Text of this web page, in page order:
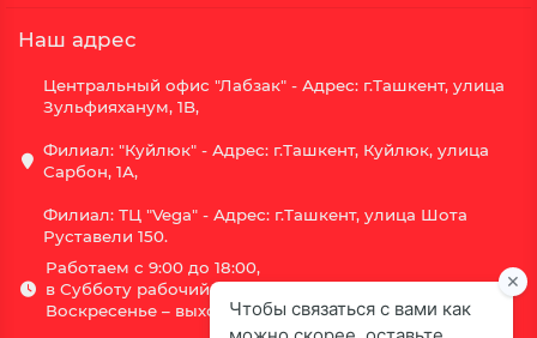
Наш адрес
Центральный офис "Лабзак" - Адрес: г.Ташкент, улица
Зульфияханум, 1B,
Филиал: "Куйлюк" - Адрес: г.Ташкент, Куйлюк, улица
Сарбон, 1А,
Филиал: ТЦ "Vega" - Адрес: г.Ташкент, улица Шота
Руставели 150.
Работаем с 9:00 до 18:00,
в Субботу рабочий день с 9:00 до 16:00,
Воскресенье – выходной.